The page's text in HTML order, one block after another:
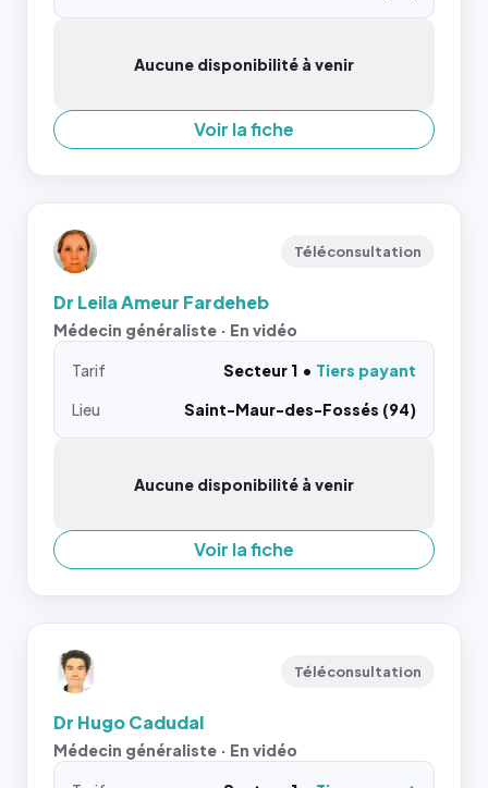
Aucune disponibilité à venir
Voir la fiche
Téléconsultation
Dr Leila Ameur Fardeheb
Médecin généraliste · En vidéo
Tarif Secteur 1
Tiers payant
Lieu
Saint-Maur-des-Fossés (94)
Aucune disponibilité à venir
Voir la fiche
Téléconsultation
Dr Hugo Cadudal
Médecin généraliste · En vidéo